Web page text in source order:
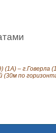
– г.Говерла
(30м по